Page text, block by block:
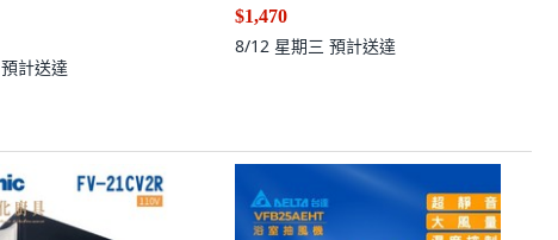
預計送達
$1,470
8/12 星期三 預計送達